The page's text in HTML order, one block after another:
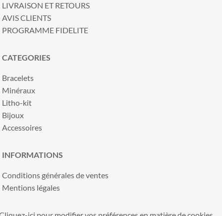
LIVRAISON ET RETOURS
AVIS CLIENTS
PROGRAMME FIDELITE
CATEGORIES
Bracelets
Minéraux
Litho-kit
Bijoux
Accessoires
INFORMATIONS
Conditions générales de ventes
Mentions légales